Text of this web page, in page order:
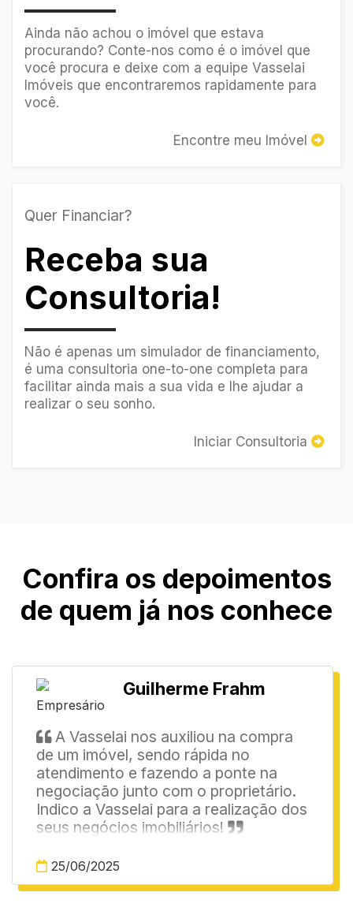
Ainda não achou o imóvel que estava
procurando? Conte-nos como é o imóvel que
você procura e deixe com a equipe Vasselai
Imóveis que encontraremos rapidamente para
você.
Encontre meu Imóvel
Quer Financiar?
Receba sua
Consultoria!
Não é apenas um simulador de financiamento,
é uma consultoria one-to-one completa para
facilitar ainda mais a sua vida e lhe ajudar a
realizar o seu sonho.
Iniciar Consultoria
Confira os depoimentos
de quem já nos conhece
Guilherme Frahm
Empresário
A Vasselai nos auxiliou na compra
de um imóvel, sendo rápida no
atendimento e fazendo a ponte na
negociação junto com o proprietário.
Indico a Vasselai para a realização dos
seus negócios imobiliários!
25/06/2025